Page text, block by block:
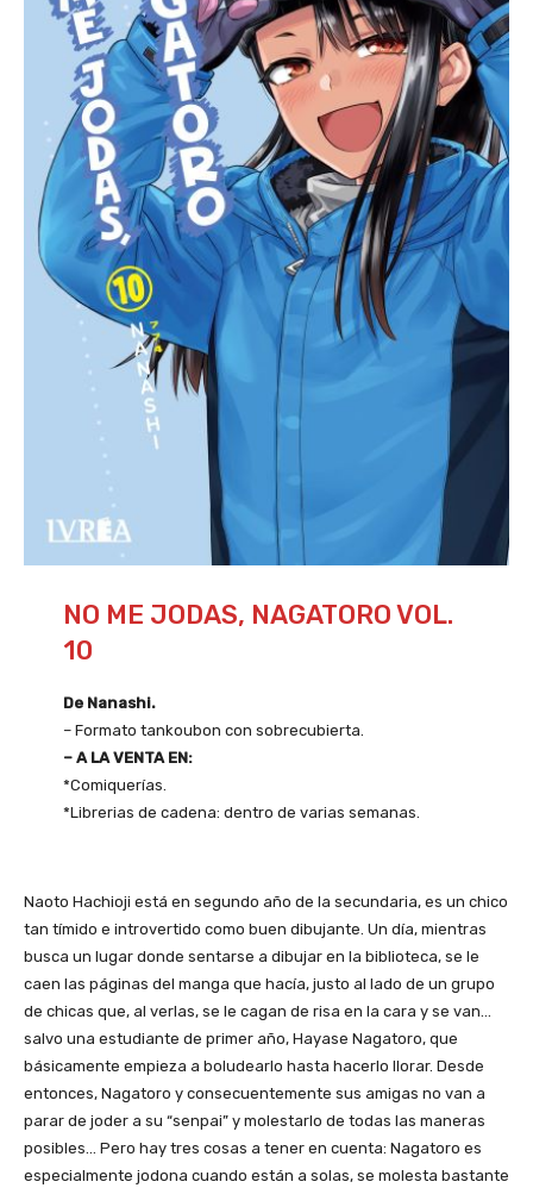
NO ME JODAS, NAGATORO VOL.
10
De Nanashi.
– Formato tankoubon con sobrecubierta.
– A LA VENTA EN:
*Comiquerías.
*Librerias de cadena: dentro de varias semanas.
Naoto Hachioji está en segundo año de la secundaria, es un chico
tan tímido e introvertido como buen dibujante. Un día, mientras
busca un lugar donde sentarse a dibujar en la biblioteca, se le
caen las páginas del manga que hacía, justo al lado de un grupo
de chicas que, al verlas, se le cagan de risa en la cara y se van…
salvo una estudiante de primer año, Hayase Nagatoro, que
básicamente empieza a boludearlo hasta hacerlo llorar. Desde
entonces, Nagatoro y consecuentemente sus amigas no van a
parar de joder a su “senpai” y molestarlo de todas las maneras
posibles… Pero hay tres cosas a tener en cuenta: Nagatoro es
especialmente jodona cuando están a solas, se molesta bastante